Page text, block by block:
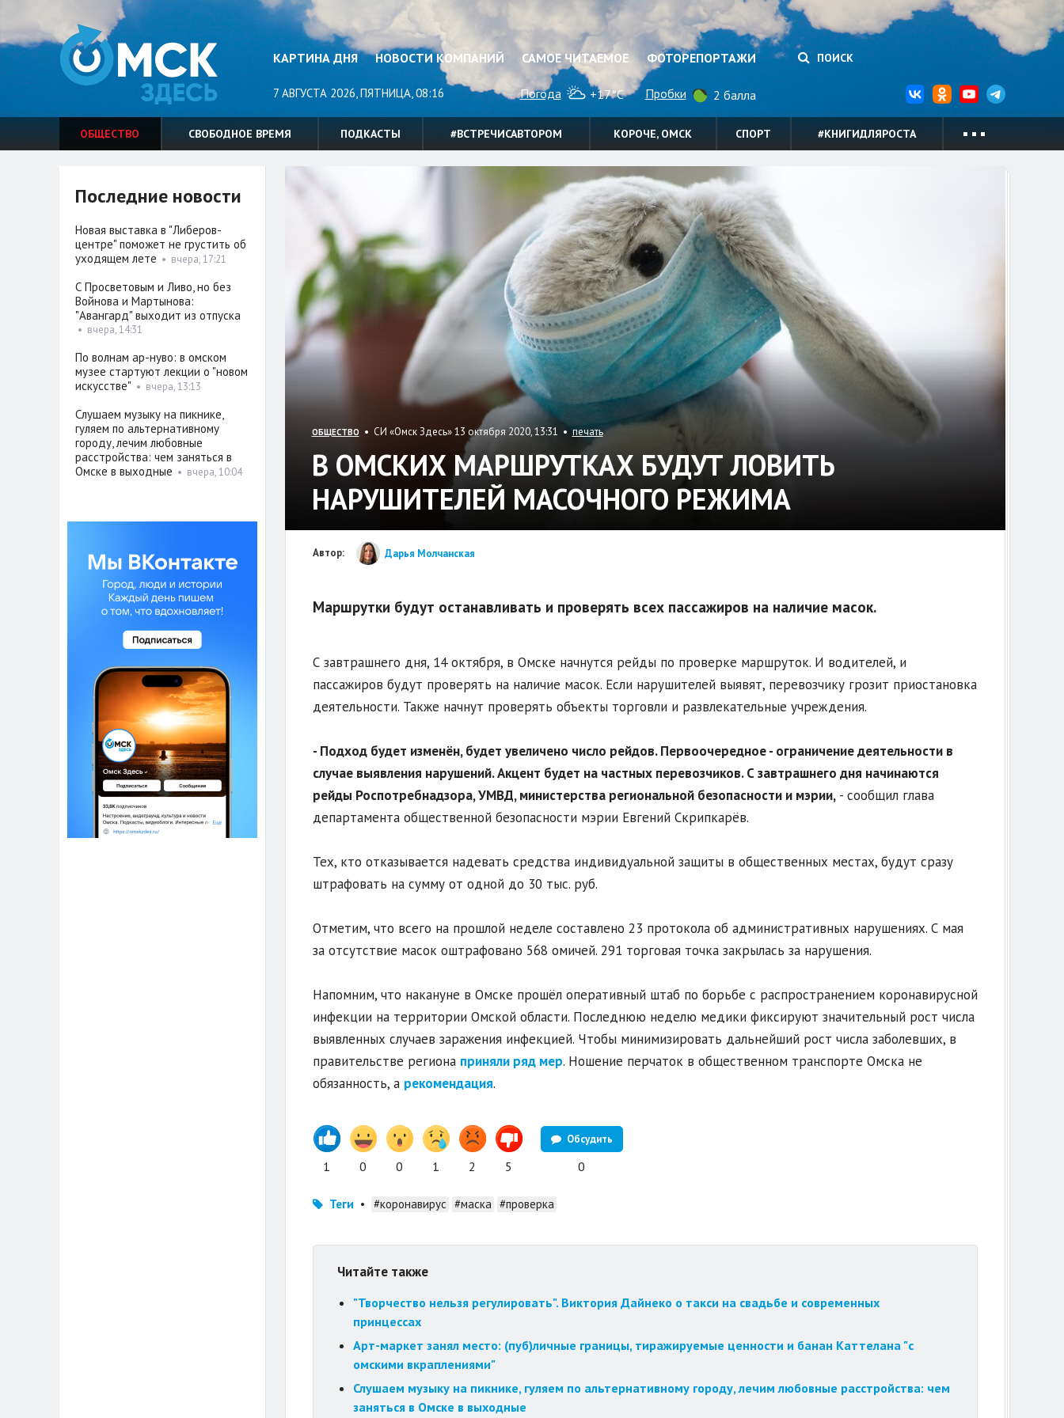
КАРТИНА ДНЯ НОВОСТИ КОМПАНИЙ САМОЕ ЧИТАЕМОЕ ФОТОРЕПОРТАЖИ ПОИСК
7 АВГУСТА 2026, ПЯТНИЦА, 08:16 Погода +17°C Пробки 2 балла
ОБЩЕСТВО СВОБОДНОЕ ВРЕМЯ ПОДКАСТЫ #ВСТРЕЧИСАВТОРОМ КОРОЧЕ, ОМСК СПОРТ #КНИГИДЛЯРОСТА
ОБЩЕСТВО • СИ «Омск Здесь» 13 октября 2020, 13:31 • печать
В ОМСКИХ МАРШРУТКАХ БУДУТ ЛОВИТЬ
НАРУШИТЕЛЕЙ МАСОЧНОГО РЕЖИМА
Автор: Дарья Молчанская
Маршрутки будут останавливать и проверять всех пассажиров на наличие масок.
С завтрашнего дня, 14 октября, в Омске начнутся рейды по проверке маршруток. И водителей, и
пассажиров будут проверять на наличие масок. Если нарушителей выявят, перевозчику грозит приостановка
деятельности. Также начнут проверять объекты торговли и развлекательные учреждения.
- Подход будет изменён, будет увеличено число рейдов. Первоочередное - ограничение деятельности в
случае выявления нарушений. Акцент будет на частных перевозчиков. С завтрашнего дня начинаются
рейды Роспотребнадзора, УМВД, министерства региональной безопасности и мэрии,- сообщил глава
департамента общественной безопасности мэрии Евгений Скрипкарёв.
Тех, кто отказывается надевать средства индивидуальной защиты в общественных местах, будут сразу
штрафовать на сумму от одной до 30 тыс. руб.
Отметим, что всего на прошлой неделе составлено 23 протокола об административных нарушениях. С мая
за отсутствие масок оштрафовано 568 омичей. 291 торговая точка закрылась за нарушения.
Напомним, что накануне в Омске прошёл оперативный штаб по борьбе с распространением коронавирусной
инфекции на территории Омской области. Последнюю неделю медики фиксируют значительный рост числа
выявленных случаев заражения инфекцией. Чтобы минимизировать дальнейший рост числа заболевших, в
правительстве региона приняли ряд мер. Ношение перчаток в общественном транспорте Омска не
обязанность, а рекомендация.
1 0 0 1 2 5
Обсудить
0
Теги • #коронавирус #маска #проверка
Читайте также
"Творчество нельзя регулировать". Виктория Дайнеко о такси на свадьбе и современных
принцессах
Арт-маркет занял место: (пуб)личные границы, тиражируемые ценности и банан Каттелана "с
омскими вкраплениями"
Слушаем музыку на пикнике, гуляем по альтернативному городу, лечим любовные расстройства: чем
заняться в Омске в выходные
Последние новости
Новая выставка в "Либеров-
центре" поможет не грустить об
уходящем лете • вчера, 17:21
С Просветовым и Ливо, но без
Войнова и Мартынова:
"Авангард" выходит из отпуска
• вчера, 14:31
По волнам ар-нуво: в омском
музее стартуют лекции о "новом
искусстве" • вчера, 13:13
Слушаем музыку на пикнике,
гуляем по альтернативному
городу, лечим любовные
расстройства: чем заняться в
Омске в выходные • вчера, 10:04